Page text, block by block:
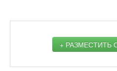
+ РАЗМЕСТИТЬ